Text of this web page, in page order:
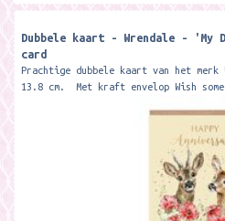
Dubbele kaart - Wrendale - 'My
card
Prachtige dubbele kaart van het merk
13.8 cm. Met kraft envelop Wish